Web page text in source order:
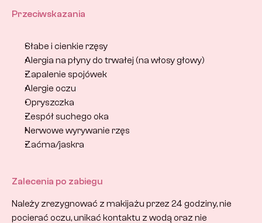
Przeciwskazania
Słabe i cienkie rzęsy
Alergia na płyny do trwałej (na włosy głowy)
Zapalenie spojówek
Alergie oczu
Opryszczka
Zespół suchego oka
Nerwowe wyrywanie rzęs
Zaćma/jaskra
Zalecenia po zabiegu
Należy zrezygnować z makijażu przez 24 godziny, nie
pocierać oczu, unikać kontaktu z wodą oraz nie